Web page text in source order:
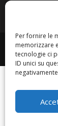
Per fornire le
memorizzare
tecnologie ci
ID unici su